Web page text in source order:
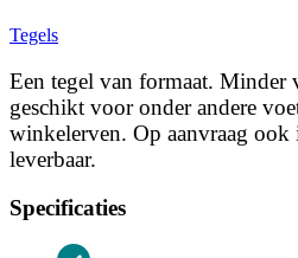
Tegels
Een tegel van formaat. Minder
geschikt voor onder andere
winkelerven. Op aanvraag
leverbaar.
Specificaties